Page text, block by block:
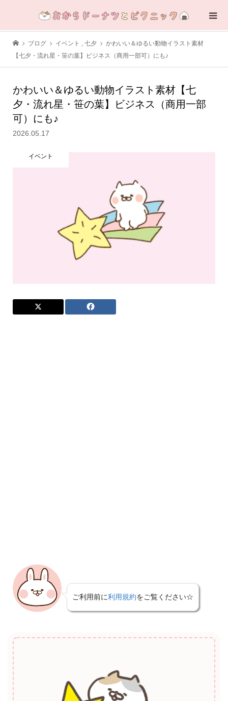
ブログ イベント , 七夕
かわいい＆ゆるい動物イラスト素材
【七夕・流れ星・笹の葉】ビジネス（商用一部可）にも♪
かわいい＆ゆるい動物イラスト素材【七
夕・流れ星・笹の葉】ビジネス（商用一部
可）にも♪
2026.05.17
イベント
ご利用前に利用規約をご覧ください☆